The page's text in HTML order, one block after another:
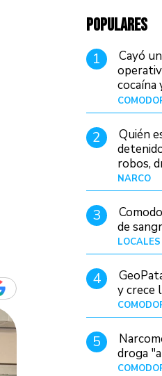
POPULARES
1
Cayó
cocaína
2
Quién
robos,
NARCO
3
de
LOCALES
4
y crece
5
droga